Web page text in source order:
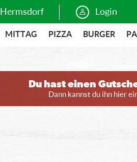
Hermsdorf Login
MITTAG PIZZA BURGER
Du hast einen
Dann kannst du ihn hier